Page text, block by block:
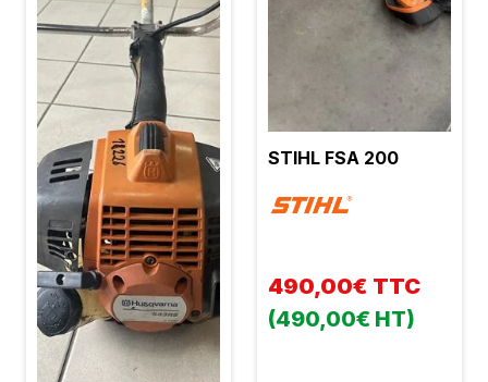
STIHL FSA 200
490,00€ TTC
(490,00€ HT)